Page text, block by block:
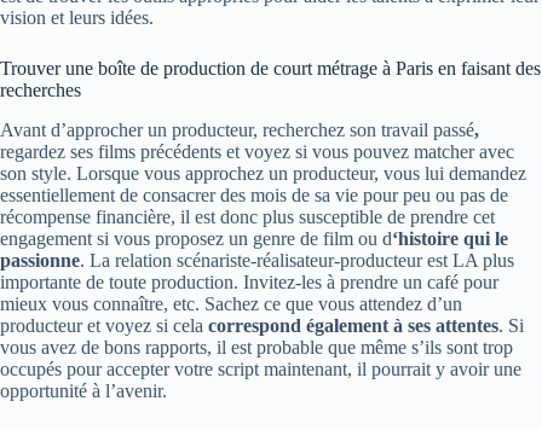
vision et leurs idées.
Trouver une boîte de production de court métrage à Paris en faisant des
recherches
Avant d’approcher un producteur, recherchez son travail passé,
regardez ses films précédents et voyez si vous pouvez matcher avec
son style. Lorsque vous approchez un producteur, vous lui demandez
essentiellement de consacrer des mois de sa vie pour peu ou pas de
récompense financière, il est donc plus susceptible de prendre cet
engagement si vous proposez un genre de film ou d‘histoire qui le
passionne. La relation scénariste-réalisateur-producteur est LA plus
importante de toute production. Invitez-les à prendre un café pour
mieux vous connaître, etc. Sachez ce que vous attendez d’un
producteur et voyez si cela correspond également à ses attentes. Si
vous avez de bons rapports, il est probable que même s’ils sont trop
occupés pour accepter votre script maintenant, il pourrait y avoir une
opportunité à l’avenir.